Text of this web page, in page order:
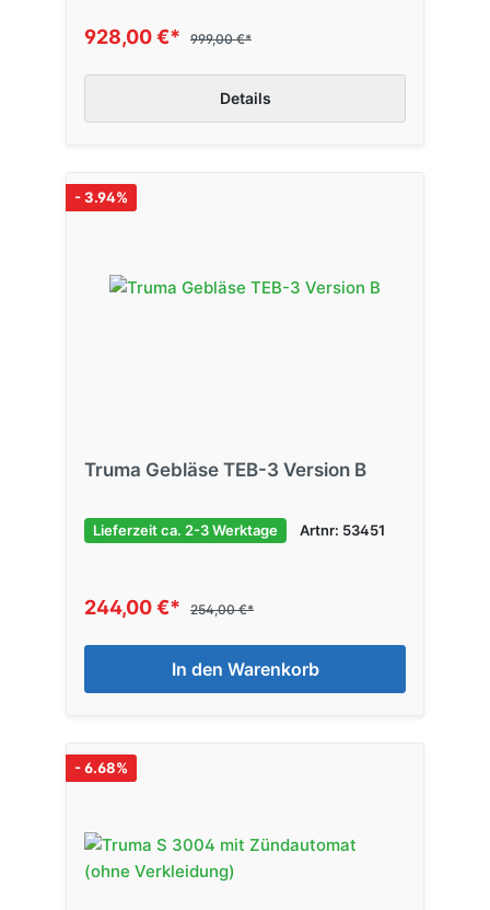
928,00 €* 999,00 €*
Details
- 3.94%
Truma Gebläse TEB-3 Version B
Lieferzeit ca. 2-3 Werktage Artnr: 53451
244,00 €* 254,00 €*
In den Warenkorb
- 6.68%